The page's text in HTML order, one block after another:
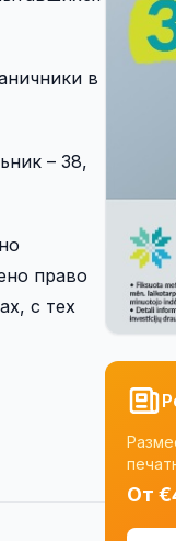
в
– 38,
право
с тех
От